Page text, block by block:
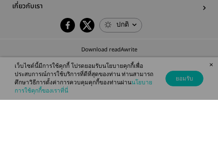
เกี่ยวกับเรา
ปกติ
Download readAwrite
© 2026 readAwrite.com by MEB Corporation Public Company Limited
This site is protected by reCAPTCHA and the Google
เว็บไซต์นี้มีการใช้คุกกี้ โปรดยอมรับนโยบายคุกกี้เพื่อ
ประสบการณ์การใช้บริการที่ดีที่สุดของท่าน ท่านสามารถ
ศึกษาวิธีการตั้งค่าการควบคุมคุกกี้ของท่านผ่านนโยบาย
การใช้คุกกี้ของเราที่นี่
ยอมรับ
×